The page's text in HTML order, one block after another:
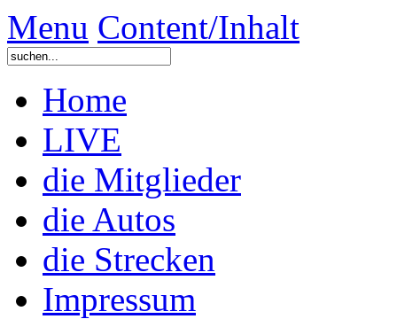
Menu Content/Inhalt
Home
LIVE
die Mitglieder
die Autos
die Strecken
Impressum